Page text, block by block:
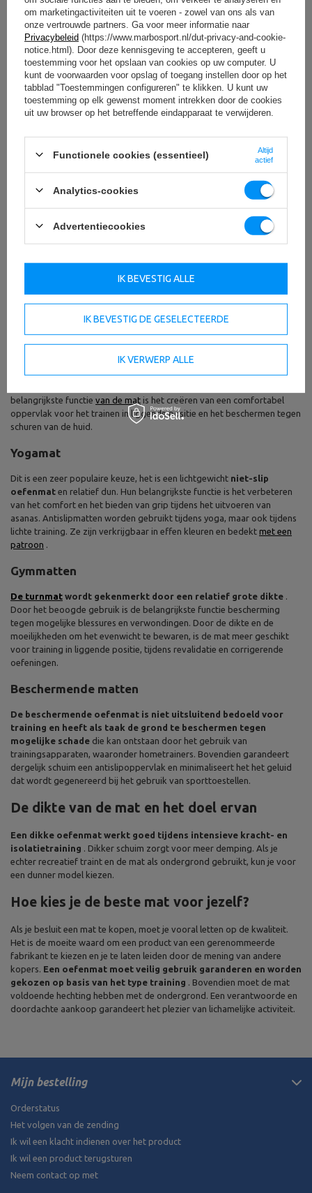
worden opgeborgen of vervoerd naar een andere plek.
Tijdens de training moeten we de juiste en professionele
uitrusting gebruiken. Dit biedt ons comfort en vooral veiligheid
tijdens de training. Of we nu fitness, yoga of stretchoefeningen
doen, we moeten altijd een oefenmat hebben. Ons aanbod
omvat matten van verschillende diktes en toepassingen, we
garanderen dat iedereen iets van zijn gading zal vinden!
Thuis is je eigen mat noodzakelijk voor een goede training. Het is een
uitrusting voor zowel amateurs als professionals.
De populairste
oefeningen, zoals plankoefeningen en stretchen na de training,
. De fitnessmat komt ook
van pas buitenshuis, hoewel sportscholen vaak toestellen op voorraad
Soorten oefenmatten
Het aantal producten op de markt kan ons hoofd zeker in de war
bedenken hoe we de oefenmat gaan gebruiken.
Trainingsmatten (fitness, club)
Dit type is het meest universeel, ze zijn ontworpen voor elk type
belangrijkste functie van de mat is het creëren van een comfortabel
oppervlak voor het trainen in liggende positie en het beschermen tegen
schuren van de huid.
Yogamat
Dit is een zeer populaire keuze, het is een lichtgewicht niet-slip
oefenmat en relatief dun. Hun belangrijkste functie is het verbeteren
van het comfort en het bieden van grip tijdens het uitvoeren van
asanas. Antislipmatten worden gebruikt tijdens yoga, maar ook tijdens
lichte training. Ze zijn verkrijgbaar in effen kleuren en bedekt met een
patroon .
Gymmatten
De turnmat wordt gekenmerkt door een relatief grote dikte .
Door het beoogde gebruik is de belangrijkste functie bescherming
tegen mogelijke blessures en verwondingen. Door de dikte en de
moeilijkheden om het evenwicht te bewaren, is de mat meer geschikt
voor training in liggende positie, tijdens revalidatie en corrigerende
oefeningen.
Beschermende matten
De beschermende oefenmat is niet uitsluitend bedoeld voor
training en heeft als taak de grond te beschermen tegen
mogelijke schade die kan ontstaan door het gebruik van
trainingsapparaten, waaronder hometrainers. Bovendien garandeert
dergelijk schuim een antislipoppervlak en minimaliseert het het geluid
dat wordt gegenereerd bij het gebruik van sporttoestellen.
De dikte van de mat en het doel ervan
Een dikke oefenmat werkt goed tijdens intensieve kracht- en
isolatietraining . Dikker schuim zorgt voor meer demping. Als je
echter recreatief traint en de mat als ondergrond gebruikt, kun je voor
een dunner model kiezen.
Hoe kies je de beste mat voor jezelf?
Als je besluit een mat te kopen, moet je vooral letten op de kwaliteit.
Het is de moeite waard om een product van een gerenommeerde
fabrikant te kiezen en je te laten leiden door de mening van andere
kopers. Een oefenmat moet veilig gebruik garanderen en worden
gekozen op basis van het type training . Bovendien moet de mat
voldoende hechting hebben met de ondergrond. Een verantwoorde en
doordachte aankoop garandeert het plezier van lichamelijke activiteit.
Mijn bestelling
Orderstatus
Het volgen van de zending
Ik wil een klacht indienen over het product
Ik wil een product terugsturen
Neem contact op met
om marketingactiviteiten uit te voeren - zowel van ons als van
onze vertrouwde partners. Ga voor meer informatie naar
Privacybeleid (https://www.marbosport.nl/dut-privacy-and-cookie-
notice.html). Door deze kennisgeving te accepteren, geeft u
toestemming voor het opslaan van cookies op uw computer. U
kunt de voorwaarden voor opslag of toegang instellen door op het
tabblad "Toestemmingen configureren" te klikken. U kunt uw
toestemming op elk gewenst moment intrekken door de cookies
uit uw browser op het betreffende eindapparaat te verwijderen.
Functionele cookies (essentieel)
Altijd
actief
Analytics-cookies
Advertentiecookies
IK BEVESTIG DE GESELECTEERDE
IK VERWERP ALLE
IK BEVESTIG ALLE